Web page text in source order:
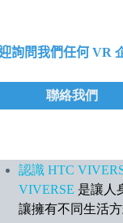
詢問我們任何 VR
聯絡我們
認識 HTC
VIVERSE 是讓人
讓擁有不同生活